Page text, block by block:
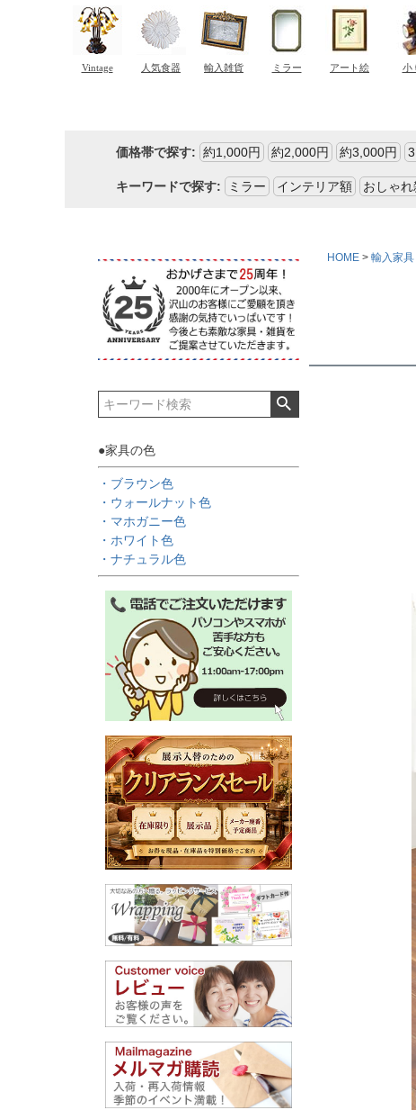
価格帯で探す: 約1,000円 約2,000円 約3,000円
キーワードで探す: ミラー インテリア額 おしゃ
●家具の色
・ブラウン色
・ウォールナット色
・マホガニー色
・ホワイト色
・ナチュラル色
HOME 輸入家具